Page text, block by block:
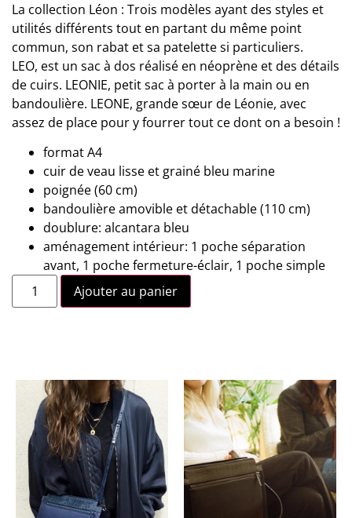
La collection Léon : Trois modèles ayant des styles et
utilités différents tout en partant du même point
commun, son rabat et sa patelette si particuliers.
LEO, est un sac à dos réalisé en néoprène et des détails
de cuirs. LEONIE, petit sac à porter à la main ou en
bandoulière. LEONE, grande sœur de Léonie, avec
assez de place pour y fourrer tout ce dont on a besoin !
format A4
cuir de veau lisse et grainé bleu marine
poignée (60 cm)
bandoulière amovible et détachable (110 cm)
doublure: alcantara bleu
aménagement intérieur: 1 poche séparation
avant, 1 poche fermeture-éclair, 1 poche simple
Ajouter au panier